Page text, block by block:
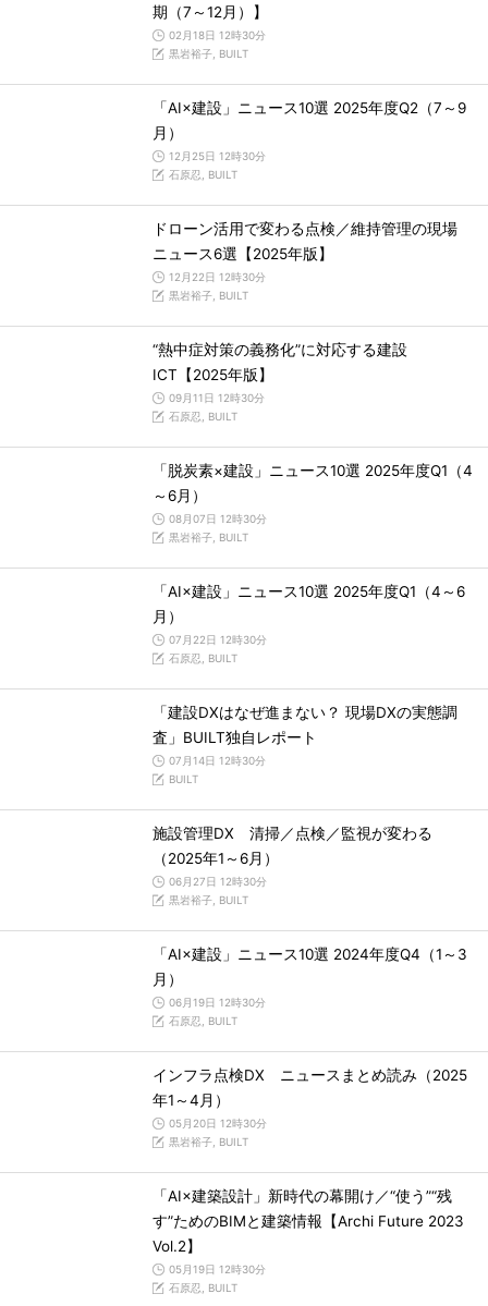
期（7～12月）】
02月18日 12時30分
黒岩裕子, BUILT
「AI×建設」ニュース10選 2025年度Q2（7～9
月）
12月25日 12時30分
石原忍, BUILT
ドローン活用で変わる点検／維持管理の現場
ニュース6選【2025年版】
12月22日 12時30分
黒岩裕子, BUILT
“熱中症対策の義務化”に対応する建設
ICT【2025年版】
09月11日 12時30分
石原忍, BUILT
「脱炭素×建設」ニュース10選 2025年度Q1（4
～6月）
08月07日 12時30分
黒岩裕子, BUILT
「AI×建設」ニュース10選 2025年度Q1（4～6
月）
07月22日 12時30分
石原忍, BUILT
「建設DXはなぜ進まない？ 現場DXの実態調
査」BUILT独自レポート
07月14日 12時30分
BUILT
施設管理DX 清掃／点検／監視が変わる
（2025年1～6月）
06月27日 12時30分
黒岩裕子, BUILT
「AI×建設」ニュース10選 2024年度Q4（1～3
月）
06月19日 12時30分
石原忍, BUILT
インフラ点検DX ニュースまとめ読み（2025
年1～4月）
05月20日 12時30分
黒岩裕子, BUILT
「AI×建築設計」新時代の幕開け／“使う”“残
す”ためのBIMと建築情報【Archi Future 2023
Vol.2】
05月19日 12時30分
石原忍, BUILT